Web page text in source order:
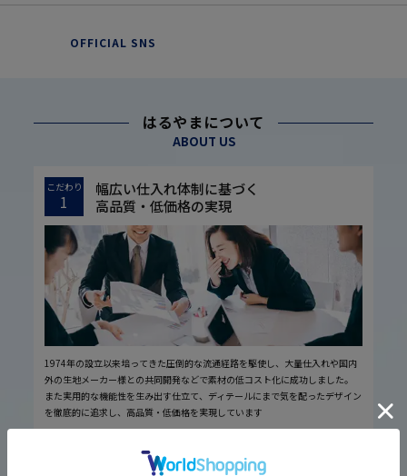
OFFICIAL SNS
はるやまについて
ABOUT US
こだわり
1
幅広い仕入れ体制に基づく
高品質・低価格の実現
1974年の設立以来培ってきた圧倒的な流通経路を駆使し、大量仕入れや国内
外の生地メーカー様との共同開発などで素材の低コスト化に成功しました。
また実用的な機能性を生み出す仕立て、ディテールにまで気を配ったデザイン
を徹底的に追求し、高品質・低価格を実現しています
厳しい品質管理体制に基づく